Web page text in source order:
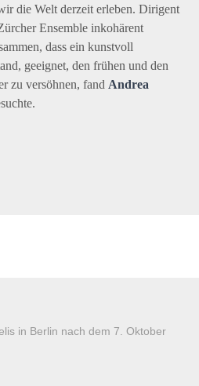
die Welt derzeit erleben. Dirigent
Ensemble inkohärent
dass ein kunstvoll
geeignet, den frühen und den
zu versöhnen, fand Andrea
in Berlin nach dem 7. Oktober